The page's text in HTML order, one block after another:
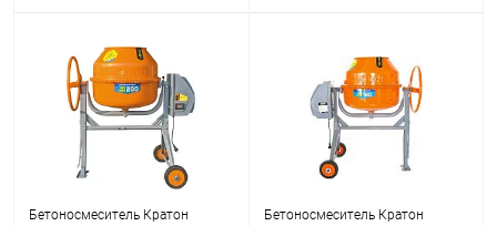
Бетоносмеситель Кратон
Бетоносмеситель Кратон